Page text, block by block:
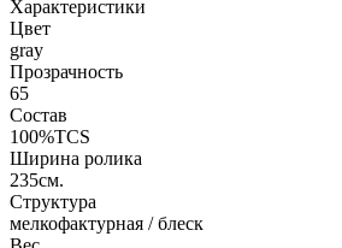
Характеристики
Цвет
gray
Прозрачность
65
Состав
100%TCS
Ширина ролика
235см.
Структура
мелкофактурная / блеск